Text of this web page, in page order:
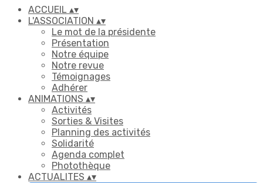
ACCUEIL ▴▾
L'ASSOCIATION ▴▾
Le mot de la présidente
Présentation
Notre équipe
Notre revue
Témoignages
Adhérer
ANIMATIONS ▴▾
Activités
Sorties & Visites
Planning des activités
Solidarité
Agenda complet
Photothèque
ACTUALITES ▴▾